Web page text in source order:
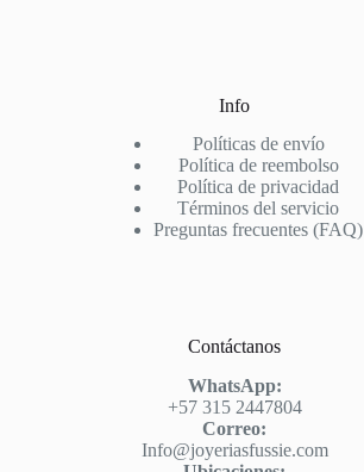
Info
Políticas de envío
Política de reembolso
Política de privacidad
Términos del servicio
Preguntas frecuentes (FAQ)
Contáctanos
WhatsApp:
+57 315 2447804
Correo:
Info@joyeriasfussie.com